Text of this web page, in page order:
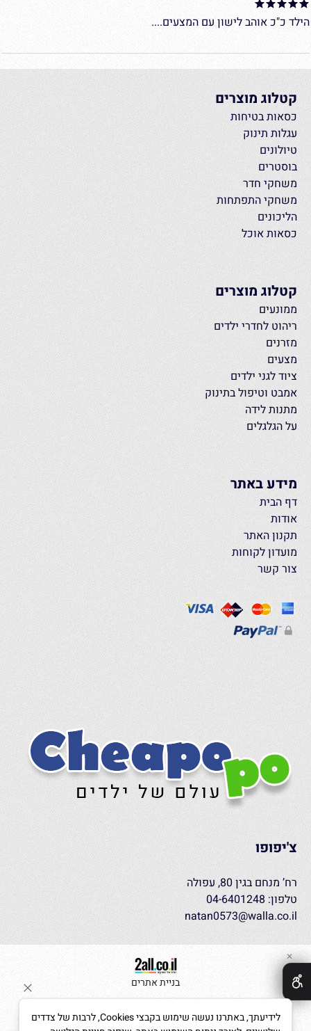
הילד כ"כ אוהב לישון עם המצעים....
קטלוג מוצרים
כסאות בטיחות
עגלות תינוק
טיולונים
בוסטרים
משחקי חדר
משחקי התפתחות
הליכונים
כסאות אוכל
קטלוג מוצרים
ממונעים
ריהוט לחדרי ילדים
מזרנים
מצעים
ציוד לגני ילדים
אמבט וטיפול בתינוק
מתנות לידה
על הגלגלים
מידע באתר
דף הבית
אודות
תקנון האתר
מועדון לקוחות
צור קשר
צ'יפופו
רח’ מנחם בגין 80, עפולה
טלפון: 04-6401248
natan0573@walla.co.il
בניית אתרים
✕
לידיעתך, באתרנו נעשה שימוש בקבצי Cookies, לרבות של צדדים